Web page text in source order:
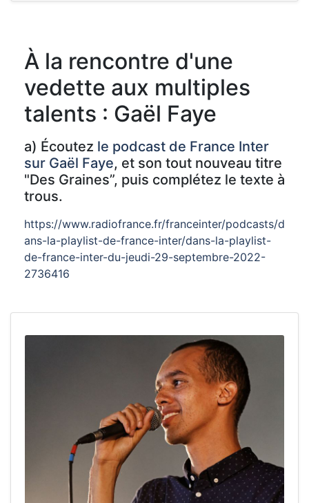
À la rencontre d'une
vedette aux multiples
talents : Gaël Faye
a) Écoutez le podcast de France Inter
sur Gaël Faye, et son tout nouveau titre
"Des Graines”, puis complétez le texte à
trous.
https://www.radiofrance.fr/franceinter/podcasts/d
ans-la-playlist-de-france-inter/dans-la-playlist-
de-france-inter-du-jeudi-29-septembre-2022-
2736416